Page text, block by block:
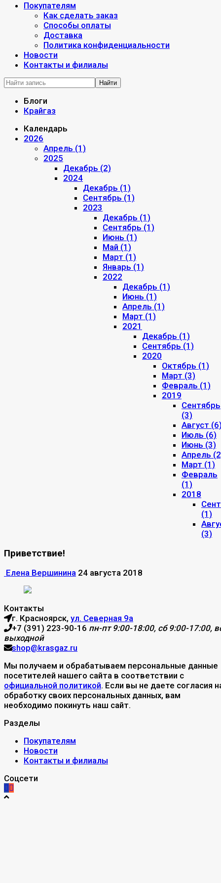
Покупателям
Как сделать заказ
Способы оплаты
Доставка
Политика конфиденциальности
Новости
Контакты и филиалы
Найти
Блоги
Крайгаз
Календарь
2026
Апрель (1)
2025
Декабрь (2)
2024
Декабрь (1)
Сентябрь (1)
2023
Декабрь (1)
Сентябрь (1)
Июнь (1)
Май (1)
Март (1)
Январь (1)
2022
Декабрь (1)
Июнь (1)
Апрель (1)
Март (1)
2021
Декабрь (1)
Сентябрь (1)
2020
Октябрь (1)
Март (3)
Февраль (1)
2019
Сентябрь
(3)
Август
Июль (6)
Июнь (3)
Апрель
Март (1)
Февраль
(1)
2018
(1)
(3)
Приветствие!
Елена Вершинина 24 августа 2018
Контакты
г. Красноярск, ул. Северная 9а
+7 (391) 223-90-16 пн-пт 9:00-18:00, сб 9:00-17:00,
выходной
shop@krasgaz.ru
Мы получаем и обрабатываем персональные данные
посетителей нашего сайта в соответствии с
официальной политикой. Если вы не даете согласия
обработку своих персональных данных, вам
необходимо покинуть наш сайт.
Разделы
Покупателям
Новости
Контакты и филиалы
Соцсети